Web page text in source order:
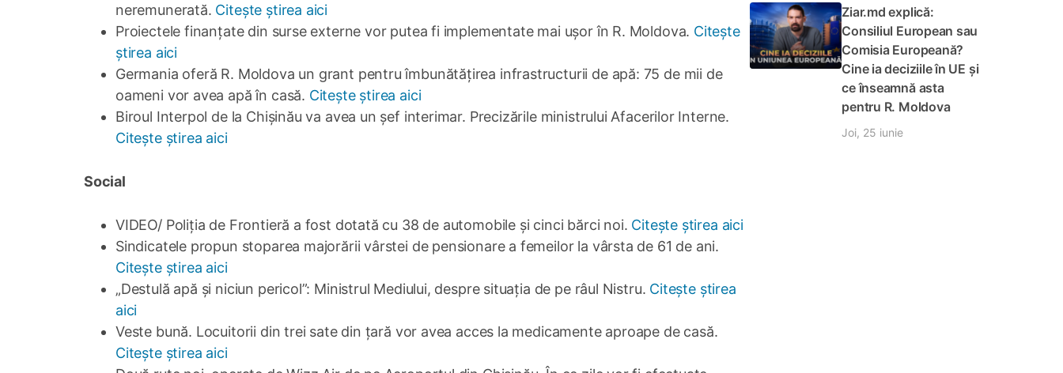
neremunerată. Citește știrea aici
Proiectele finanțate din surse externe vor putea fi implementate mai ușor în R. Moldova. Citește
știrea aici
Germania oferă R. Moldova un grant pentru îmbunătățirea infrastructurii de apă: 75 de mii de
oameni vor avea apă în casă. Citește știrea aici
Biroul Interpol de la Chișinău va avea un șef interimar. Precizările ministrului Afacerilor Interne.
Citește știrea aici
Social
VIDEO/ Poliția de Frontieră a fost dotată cu 38 de automobile și cinci bărci noi. Citește știrea aici
Sindicatele propun stoparea majorării vârstei de pensionare a femeilor la vârsta de 61 de ani.
Citește știrea aici
„Destulă apă și niciun pericol”: Ministrul Mediului, despre situația de pe râul Nistru. Citește știrea
aici
Veste bună. Locuitorii din trei sate din țară vor avea acces la medicamente aproape de casă.
Citește știrea aici
Ziar.md explică:
Consiliul European sau
Comisia Europeană?
Cine ia deciziile în UE și
ce înseamnă asta
pentru R. Moldova
Joi, 25 iunie